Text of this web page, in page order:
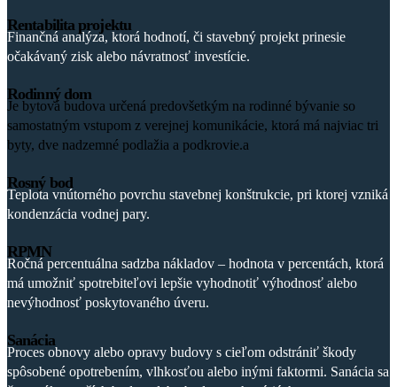
Rentabilita projektu
Finančná analýza, ktorá hodnotí, či stavebný projekt prinesie
očakávaný zisk alebo návratnosť investície.
Rodinný dom
Je bytová budova určená predovšetkým na rodinné bývanie so
samostatným vstupom z verejnej komunikácie, ktorá má najviac tri
byty, dve nadzemné podlažia a podkrovie.a
Rosný bod
Teplota vnútorného povrchu stavebnej konštrukcie, pri ktorej vzniká
kondenzácia vodnej pary.
RPMN
Ročná percentuálna sadzba nákladov – hodnota v percentách, ktorá
má umožniť spotrebiteľovi lepšie vyhodnotiť výhodnosť alebo
nevýhodnosť poskytovaného úveru.
Sanácia
Proces obnovy alebo opravy budovy s cieľom odstrániť škody
spôsobené opotrebením, vlhkosťou alebo inými faktormi. Sanácia sa